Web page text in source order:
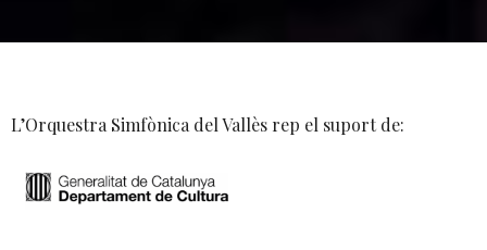
L’Orquestra Simfònica del Vallès rep el suport de: